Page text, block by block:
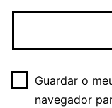
Guardar o
navegador